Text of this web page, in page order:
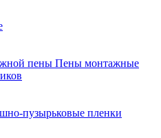
пены Пены монтажные
пузырьковые пленки